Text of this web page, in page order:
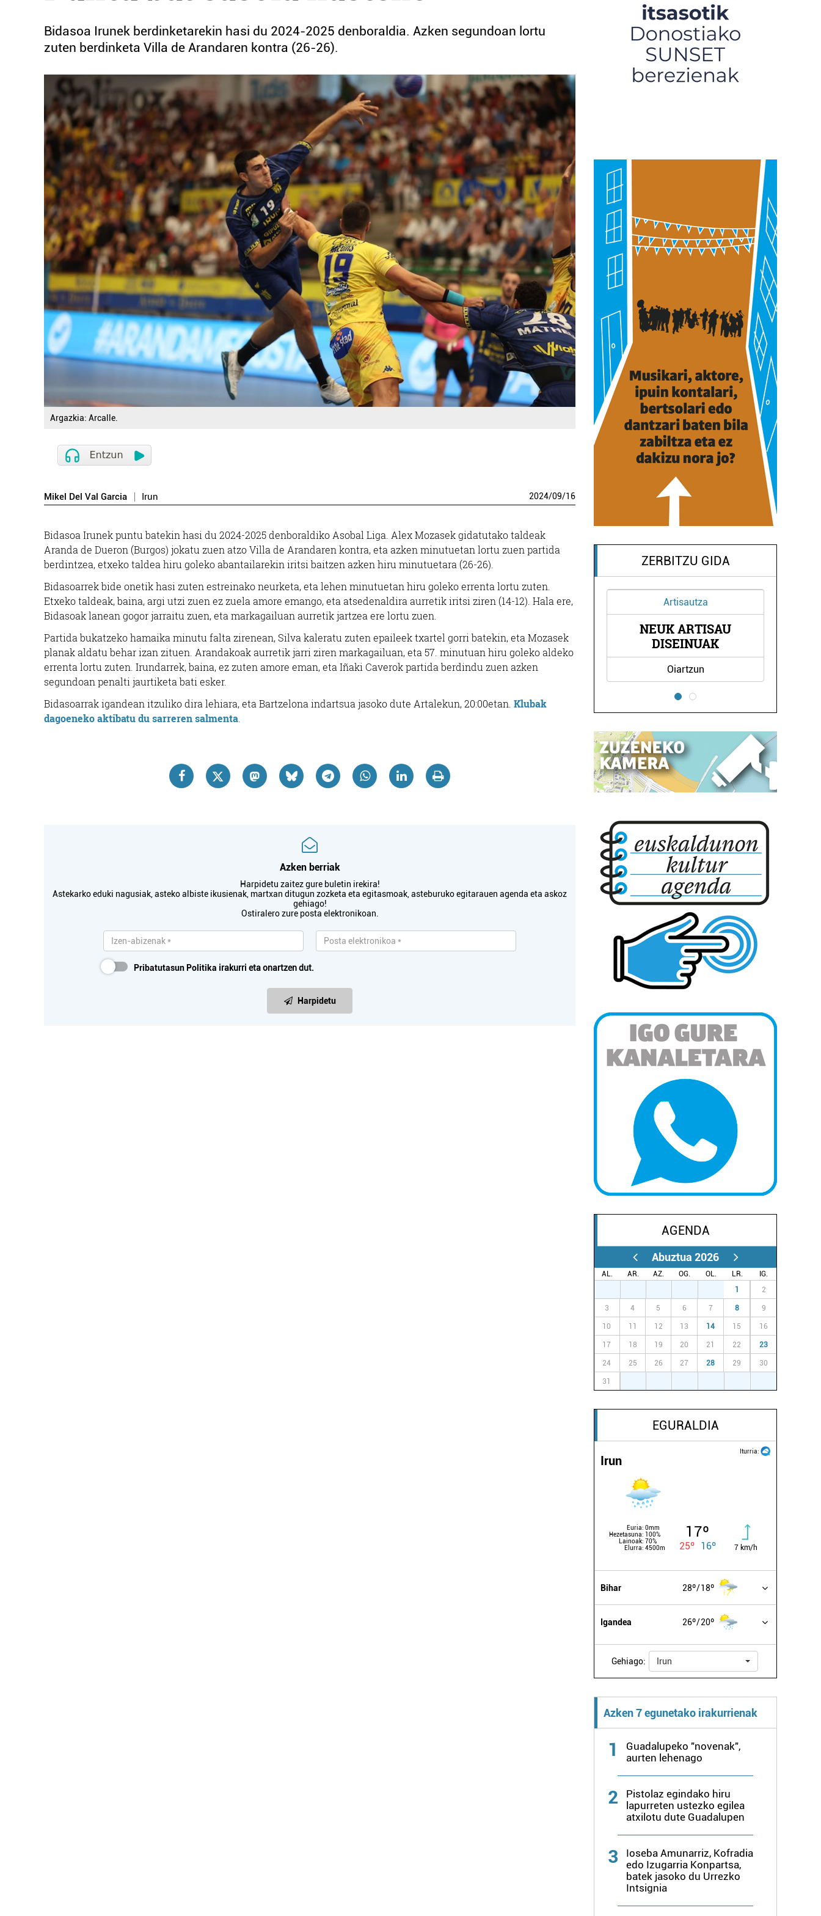
Bidasoa Irunek berdinketarekin hasi du 2024-2025 denboraldia. Azken segundoan lortu
zuten berdinketa Villa de Arandaren kontra (26-26).
Argazkia: Arcalle.
Mikel Del Val Garcia Irun 2024/09/16
Bidasoa Irunek puntu batekin hasi du 2024-2025 denboraldiko Asobal Liga. Alex Mozasek gidatutako taldeak
Aranda de Dueron (Burgos) jokatu zuen atzo Villa de Arandaren kontra, eta azken minutuetan lortu zuen partida
berdintzea, etxeko taldea hiru goleko abantailarekin iritsi baitzen azken hiru minutuetara (26-26).
Bidasoarrek bide onetik hasi zuten estreinako neurketa, eta lehen minutuetan hiru goleko errenta lortu zuten.
Etxeko taldeak, baina, argi utzi zuen ez zuela amore emango, eta atsedenaldira aurretik iritsi ziren (14-12). Hala ere,
Bidasoak lanean gogor jarraitu zuen, eta markagailuan aurretik jartzea ere lortu zuen.
Partida bukatzeko hamaika minutu falta zirenean, Silva kaleratu zuten epaileek txartel gorri batekin, eta Mozasek
planak aldatu behar izan zituen. Arandakoak aurretik jarri ziren markagailuan, eta 57. minutuan hiru goleko aldeko
errenta lortu zuten. Irundarrek, baina, ez zuten amore eman, eta Iñaki Caverok partida berdindu zuen azken
segundoan penalti jaurtiketa bati esker.
Bidasoarrak igandean itzuliko dira lehiara, eta Bartzelona indartsua jasoko dute Artalekun, 20:00etan. Klubak
dagoeneko aktibatu du sarreren salmenta.
Azken berriak
Harpidetu zaitez gure buletin irekira!
Astekarko eduki nagusiak, asteko albiste ikusienak, martxan ditugun zozketa eta egitasmoak, asteburuko egitarauen agenda eta askoz
gehiago!
Ostiralero zure posta elektronikoan.
Pribatutasun Politika irakurri eta onartzen dut.
Harpidetu
ZERBITZU GIDA
Artisautza
DISEINUAK
Oiartzun
Estankoak
MAITEXA TABAKOAK
Errenteria-Orereta
Artisautza
NEUK ARTISAU
DISEINUAK
Oiartzun
AGENDA
Abuztua 2026
AL. AR. AZ. OG. OL. LR.
IG.
1 2
3 4 5 6 7 8 9
10 11 12 13 14 15 16
17 18 19 20 21 22 23
24 25 26 27 28 29 30
31
EGURALDIA
Iturria:
Irun
Euria: 0mm
Hezetasuna: 100%
Lainoak: 70%
Elurra: 4500m
17º
25º 16º 7 km/h
Bihar 28º 18º
Igandea 26º 20º
Gehiago: Irun
Azken 7 egunetako irakurrienak
1
Guadalupeko "novenak",
aurten lehenago
2
Pistolaz egindako hiru
lapurreten ustezko egilea
atxilotu dute Guadalupen
3
Ioseba Amunarriz, Kofradia
edo Izugarria Konpartsa,
batek jasoko du Urrezko
Intsignia